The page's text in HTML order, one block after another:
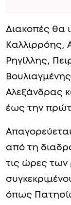
από τη
τις ώρες των